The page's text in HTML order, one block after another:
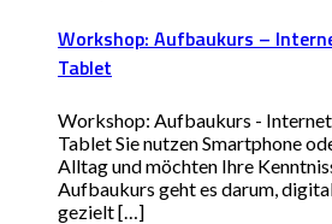
Workshop: Aufbaukurs –
Tablet
Workshop: Aufbaukurs -
Tablet Sie nutzen Smartphone
Alltag und möchten Ihre
Aufbaukurs geht es darum,
gezielt […]